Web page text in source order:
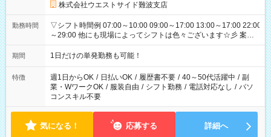
株式会社ウエストサイド難波支店
勤務時間
▽シフト時間例 07:00～10:00 09:00～17:00 13:00～17:00 22:00
～29:00 他にも現場によってシフトは色々ございます☆彡 案件
次第では午前中で終わるお仕事も...！
期間 1日だけの単発勤務も可能！
特徴 週1日からOK / 日払いOK / 履歴書不要 / 40～50代活躍中 / 副
業・WワークOK / 服装自由 / シフト勤務 / 電話対応なし / パソ
コンスキル不要
気になる！ 応募する 詳細へ